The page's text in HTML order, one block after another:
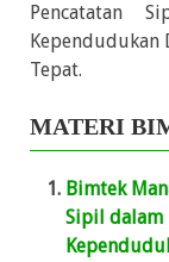
Pencatatan
Kependudukan
Tepat.
MATERI
Bimtek
Sipil dalam